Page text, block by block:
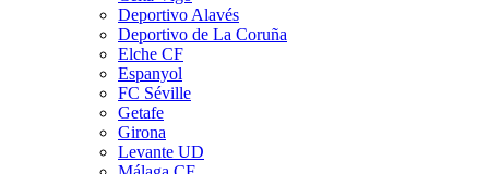
Deportivo Alavés
Deportivo de La Coruña
Elche CF
Espanyol
FC Séville
Getafe
Girona
Levante UD